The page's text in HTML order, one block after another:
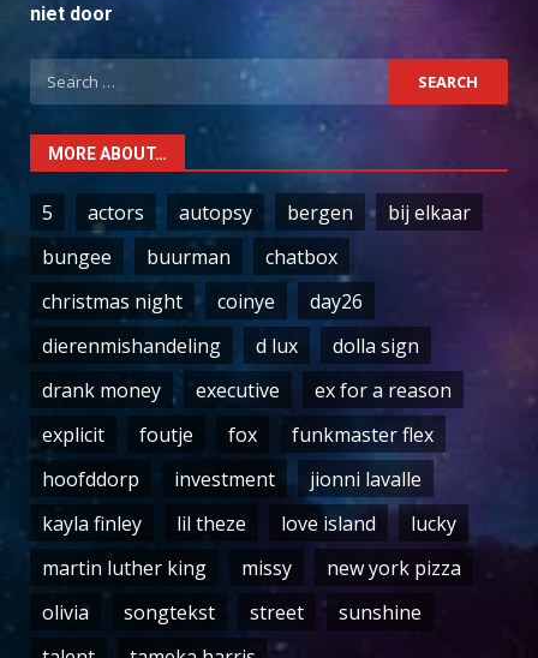
niet door
Search
for:
MORE ABOUT…
5 actors autopsy bergen
bij elkaar
bungee
buurman
chatbox
christmas night
coinye
day26
dierenmishandeling
d lux
dolla sign
drank money
executive
ex for a reason
explicit
foutje fox
funkmaster flex
hoofddorp
investment
jionni lavalle
kayla finley
lil theze love island
lucky
martin luther king
missy
new york pizza
olivia
songtekst street
sunshine